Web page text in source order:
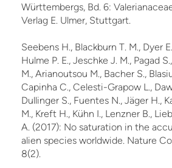
Württembergs, Bd. 6:
Verlag E. Ulmer, Stuttgart.
Seebens H., Blackburn T. M., Dyer
Hulme P. E., Jeschke J. M., Pagad
M., Arianoutsou M., Bacher S.,
Capinha C., Celesti-Grapow L.,
Dullinger S., Fuentes N., Jäger H.,
M., Kreft H., Kühn I., Lenzner B.,
A. (2017): No saturation in the
alien species worldwide. Nature
8(2).